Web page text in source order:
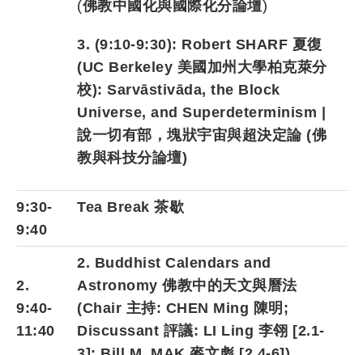
(佛教中國化與國際化分論壇)
3. (9:10-9:30): Robert SHARF 夏復
(UC Berkeley 美國加州大學柏克萊分
校): Sarvāstivāda, the Block
Universe, and Superdeterminism |
說一切有部，塊狀宇宙與超決定論 (佛
教與科技分論壇)
9:30-
9:40
Tea Break 茶歇
2.
9:40-
11:40
2. Buddhist Calendars and
Astronomy 佛教中的天文與曆法
(Chair 主持: CHEN Ming 陳明 ;
Discussant 評議: LI Ling 李翎 [2.1-